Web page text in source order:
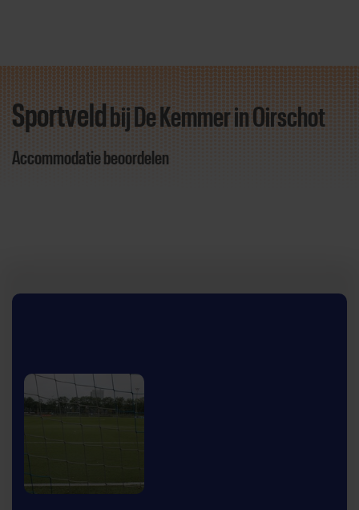
Direct door naar content
Sportveld bij De Kemmerin Oirschot
Accommodatie beoordelen